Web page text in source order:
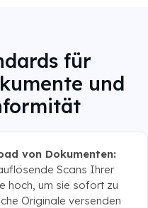
für
und
von Dokumenten:
Scans Ihrer
hoch, um sie sofort zu
Originale versenden